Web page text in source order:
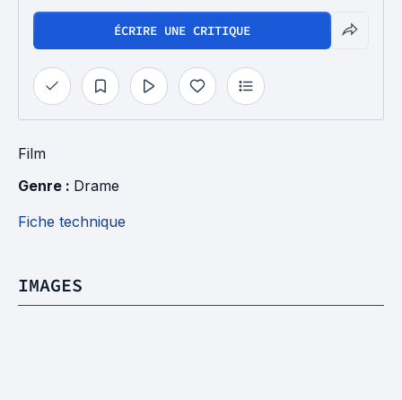
ÉCRIRE UNE CRITIQUE
Film
Genre : Drame
Fiche technique
IMAGES